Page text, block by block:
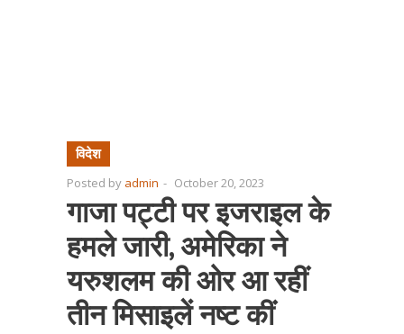
विदेश
Posted by admin - October 20, 2023
गाजा पट्टी पर इजराइल के
हमले जारी, अमेरिका ने
यरुशलम की ओर आ रहीं
तीन मिसाइलें नष्ट कीं